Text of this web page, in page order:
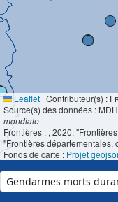
Leaflet | Contributeur(s) :
Source(s) des données :
mondiale
Frontières : , 2020.
"Frontières départementales,
Fonds de carte : Projet